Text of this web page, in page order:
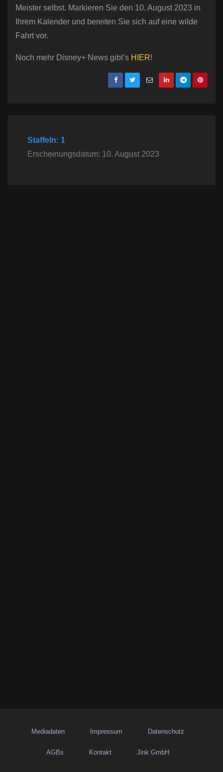
Meister selbst. Markieren Sie den 10. August 2023 in
Ihrem Kalender und bereiten Sie sich auf eine wilde
Fahrt vor.
Noch mehr Disney+ News gibt’s HIER!
Staffeln: 1
Erscheinungsdatum: 10. August 2023
Mediadaten Impressum Datenschutz
AGBs Kontakt Jink GmbH